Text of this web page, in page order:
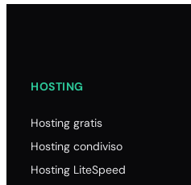
HOSTING
Hosting gratis
Hosting condiviso
Hosting LiteSpeed